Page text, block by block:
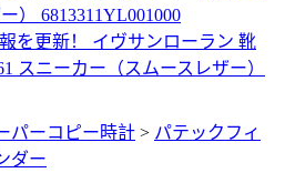
） 6813311YL001000
を更新！ イヴサンローラン 靴
スニーカー（スムースレザー）
パーコピー時計 > パテックフィ
ダー